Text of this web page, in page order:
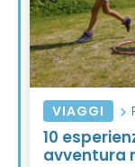
VIAGGI
10
avventura